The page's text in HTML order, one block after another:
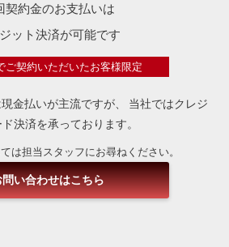
契約金のお支払いは
ット決済が可能です
ご契約いただいたお客様限定
金払いが主流ですが、
当社ではクレジ
決済を承っております。
は担当スタッフにお尋ねください。
問い合わせはこちら